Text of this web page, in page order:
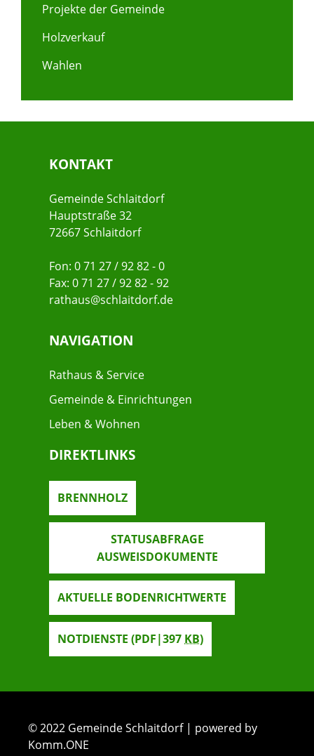
Projekte der Gemeinde
Holzverkauf
Wahlen
KONTAKT
Gemeinde Schlaitdorf
Hauptstraße 32
72667 Schlaitdorf
Fon: 0 71 27 / 92 82 - 0
Fax: 0 71 27 / 92 82 - 92
rathaus@schlaitdorf.de
NAVIGATION
Rathaus & Service
Gemeinde & Einrichtungen
Leben & Wohnen
DIREKTLINKS
BRENNHOLZ
STATUSABFRAGE
AUSWEISDOKUMENTE
AKTUELLE BODENRICHTWERTE
NOTDIENSTE (PDF|397KB)
© 2022 Gemeinde Schlaitdorf | powered by
Komm.ONE